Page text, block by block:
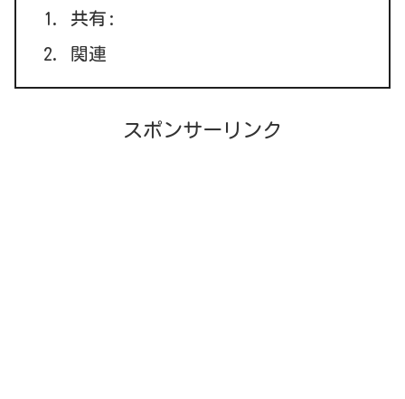
共有:
関連
スポンサーリンク